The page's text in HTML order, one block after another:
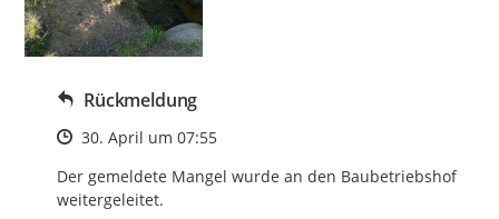
Rückmeldung
Zeitpunkt des Erstellens
30. April um 07:55
Der gemeldete Mangel wurde an den Baubetriebshof
weitergeleitet.